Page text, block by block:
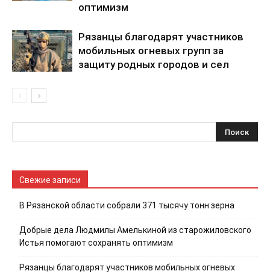
оптимизм
Рязанцы благодарят участников
мобильных огневых групп за
защиту родных городов и сел
Свежие записи
В Рязанской области собрали 371 тысячу тонн зерна
Добрые дела Людмилы Амелькиной из старожиловского
Истья помогают сохранять оптимизм
Рязанцы благодарят участников мобильных огневых